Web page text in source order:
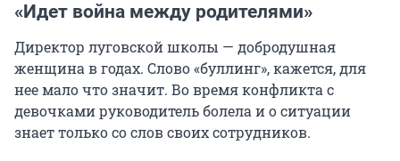
«Идет война между родителями»
Директор луговской школы — добродушная
женщина в годах. Слово «буллинг», кажется, для
нее мало что значит. Во время конфликта с
девочками руководитель болела и о ситуации
знает только со слов своих сотрудников.